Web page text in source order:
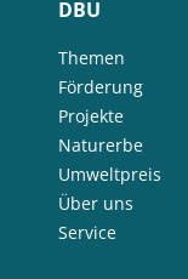
DBU
Themen
Förderung
Projekte
Naturerbe
Umweltpreis
Über uns
Service